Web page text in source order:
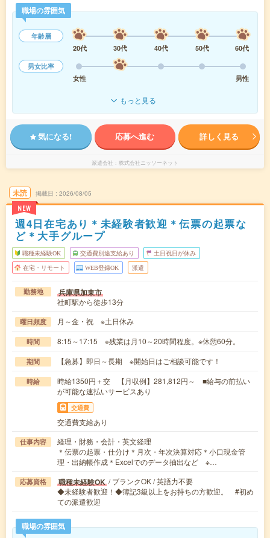
職場の雰囲気
年齢層
20代
30代 40代 50代
60代
男女比率
女性
男性
もっと見る
気になる! 応募へ進む 詳しく見る
派遣会社 株式会社ニッソーネット
未読
NEW
掲載日 2026/08/05
週4日在宅あり＊未経験者歓迎＊伝票の起票な
ど＊大手グループ
職種未経験OK 交通費別途支給あり 土日祝日が休み
在宅・リモート WEB登録OK 派遣
勤務地 兵庫県加東市
社町駅から徒歩13分
曜日頻度 月～金・祝 ※土日休み
時間 8:15～17:15 ※残業は月10～20時間程度。※休憩60分。
期間 【急募】即日～長期 ※開始日はご相談可能です！
時給
時給1350円＋交 【月収例】281,812円～ ■給与の前払い
が可能な速払いサービスあり
交通費
交通費支給あり
仕事内容
経理・財務・会計・英文経理
＊伝票の起票・仕分け＊月次・年次決算対応＊小口現金管
理・出納帳作成＊Excelでのデータ抽出など ※…
応募資格 職種未経験OK / ブランクOK / 英語力不要
◆未経験者歓迎！◆簿記3級以上をお持ちの方歓迎。 #初め
ての派遣歓迎
職場の雰囲気